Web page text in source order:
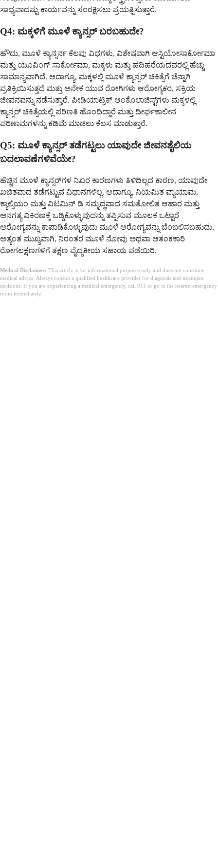
ಸಾಧ್ಯವಾದಷ್ಟು ಕಾರ್ಯವನ್ನು ಸಂರಕ್ಷಿಸಲು ಪ್ರಯತ್ನಿಸುತ್ತಾರೆ.
Q4: ಮಕ್ಕಳಿಗೆ ಮೂಳೆ ಕ್ಯಾನ್ಸರ್ ಬರಬಹುದೇ?
ಹೌದು, ಮೂಳೆ ಕ್ಯಾನ್ಸರ್ನ ಕೆಲವು ವಿಧಗಳು, ವಿಶೇಷವಾಗಿ ಆಸ್ಟಿಯೋಸಾರ್ಕೋಮಾ
ಮತ್ತು ಯೂವಿಂಗ್ ಸಾರ್ಕೋಮಾ, ಮಕ್ಕಳು ಮತ್ತು ಹದಿಹರೆಯದವರಲ್ಲಿ ಹೆಚ್ಚು
ಸಾಮಾನ್ಯವಾಗಿದೆ. ಆದಾಗ್ಯೂ, ಮಕ್ಕಳಲ್ಲಿ ಮೂಳೆ ಕ್ಯಾನ್ಸರ್ ಚಿಕಿತ್ಸೆಗೆ ಚೆನ್ನಾಗಿ
ಪ್ರತಿಕ್ರಿಯಿಸುತ್ತದೆ ಮತ್ತು ಅನೇಕ ಯುವ ರೋಗಿಗಳು ಆರೋಗ್ಯಕರ, ಸಕ್ರಿಯ
ಜೀವನವನ್ನು ನಡೆಸುತ್ತಾರೆ. ಪೀಡಿಯಾಟ್ರಿಕ್ ಆಂಕೊಲಾಜಿಸ್ಟ್‌ಗಳು ಮಕ್ಕಳಲ್ಲಿ
ಕ್ಯಾನ್ಸರ್ ಚಿಕಿತ್ಸೆಯಲ್ಲಿ ಪರಿಣತಿ ಹೊಂದಿದ್ದಾರೆ ಮತ್ತು ದೀರ್ಘಕಾಲೀನ
ಪರಿಣಾಮಗಳನ್ನು ಕಡಿಮೆ ಮಾಡಲು ಕೆಲಸ ಮಾಡುತ್ತಾರೆ.
Q5: ಮೂಳೆ ಕ್ಯಾನ್ಸರ್ ತಡೆಗಟ್ಟಲು ಯಾವುದೇ ಜೀವನಶೈಲಿಯ
ಬದಲಾವಣೆಗಳಿವೆಯೇ?
ಹೆಚ್ಚಿನ ಮೂಳೆ ಕ್ಯಾನ್ಸರ್‌ಗಳ ನಿಖರ ಕಾರಣಗಳು ತಿಳಿದಿಲ್ಲದ ಕಾರಣ, ಯಾವುದೇ
ಖಚಿತವಾದ ತಡೆಗಟ್ಟುವ ವಿಧಾನಗಳಿಲ್ಲ. ಆದಾಗ್ಯೂ, ನಿಯಮಿತ ವ್ಯಾಯಾಮ,
ಕ್ಯಾಲ್ಸಿಯಂ ಮತ್ತು ವಿಟಮಿನ್ ಡಿ ಸಮೃದ್ಧವಾದ ಸಮತೋಲಿತ ಆಹಾರ ಮತ್ತು
ಅನಗತ್ಯ ವಿಕಿರಣಕ್ಕೆ ಒಡ್ಡಿಕೊಳ್ಳುವುದನ್ನು ತಪ್ಪಿಸುವ ಮೂಲಕ ಒಟ್ಟಾರೆ
ಆರೋಗ್ಯವನ್ನು ಕಾಪಾಡಿಕೊಳ್ಳುವುದು ಮೂಳೆ ಆರೋಗ್ಯವನ್ನು ಬೆಂಬಲಿಸಬಹುದು.
ಅತ್ಯಂತ ಮುಖ್ಯವಾಗಿ, ನಿರಂತರ ಮೂಳೆ ನೋವು ಅಥವಾ ಆತಂಕಕಾರಿ
ರೋಗಲಕ್ಷಣಗಳಿಗೆ ತಕ್ಷಣ ವೈದ್ಯಕೀಯ ಸಹಾಯ ಪಡೆಯಿರಿ.
Medical Disclaimer: This article is for informational purposes only and does not constitute
medical advice. Always consult a qualified healthcare provider for diagnosis and treatment
decisions. If you are experiencing a medical emergency, call 911 or go to the nearest emergency
room immediately.